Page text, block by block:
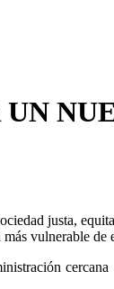
justa,
vulnerable de
cercana